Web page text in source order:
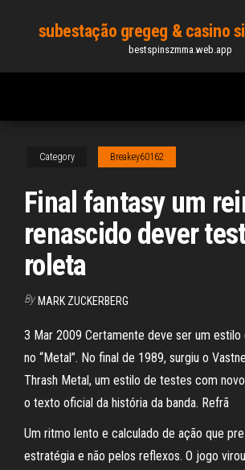
content
subestação gregeg & casino
bestspinszmma.web.app
Category Breakey60162
Final fantasy um
renascido dever
roleta
By MARK ZUCKERBERG
3 Mar 2009 Certamente deve ser um
no “Metal”. No final de 1989, surgiu o
Thrash Metal, um estilo de testes com
o texto oficial da história da banda. Refrã
Um ritmo lento e calculado de ação que
estratégia e não pelos reflexos. O jogo